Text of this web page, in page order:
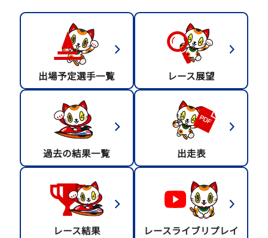
出場予定選手一覧 レース展望
過去の結果一覧 出走表
レース結果 レースライブリプレイ